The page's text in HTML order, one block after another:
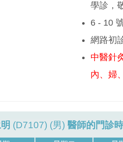
學診，
6 - 10
網路初
中醫針
內、婦